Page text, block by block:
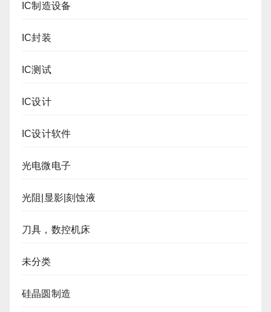
IC制造设备
IC封装
IC测试
IC设计
IC设计软件
光电微电子
光阻|显影|刻蚀液
刀具，数控机床
未分类
硅晶圆制造